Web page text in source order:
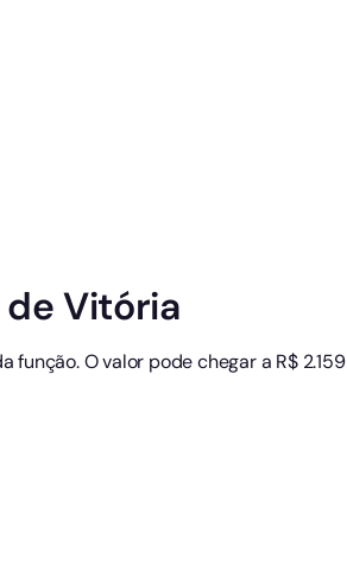
Vitória
O valor pode chegar a R$ 2.159